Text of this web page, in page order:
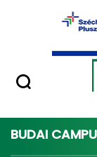
Ugrás a fő
Minőségügy
Home
BUDAI